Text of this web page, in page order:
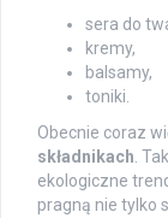
sera do
kremy,
balsamy,
toniki.
Obecnie coraz
składnikach .
ekologiczne
pragną nie tylko